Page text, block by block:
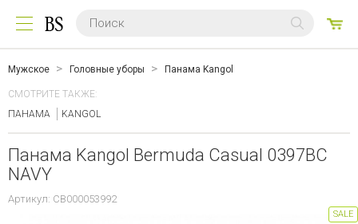
Мужское Головные уборы Панама Kangol
СМОТРИТЕ ТАКЖЕ:
ПАНАМА
KANGOL
Панама Kangol Bermuda Casual 0397BC
NAVY
Артикул: CB000053992
SALE